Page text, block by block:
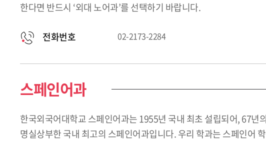
한다면 반드시 ‘외대 노어과’를 선택하기 바랍니다.
전화번호 02-2173-2284
스페인어과
한국외국어대학교 스페인어과는 1955년 국내 최초 설립되어, 67
명실상부한 국내 최고의 스페인어과입니다. 우리 학과는 스페인어